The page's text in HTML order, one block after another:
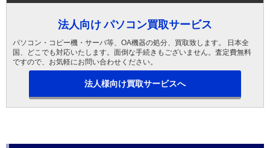
法人向け パソコン買取サービス
パソコン・コピー機・サーバ等、OA機器の処分、買取致します。 日本全
国、どこでも対応いたします。面倒な手続きもございません。査定費無料
ですので、お気軽にお問い合わせください。
法人様向け買取サービスへ